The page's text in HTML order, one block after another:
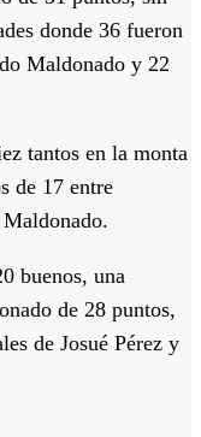
donde 36 fueron
Maldonado y 22
tantos en la monta
de 17 entre
buenos, una
de 28 puntos,
de Josué Pérez y